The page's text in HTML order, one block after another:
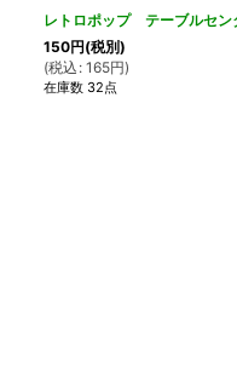
レトロポップ テーブルセ
150円(税別)
(税込 : 165円)
在庫数 32点